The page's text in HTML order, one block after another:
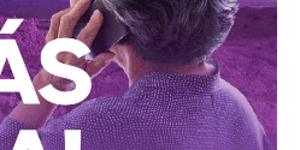
tiene un historial
de empresas en
de deuda: lo hizo con la
90, con la vidriera Vitro entre
Empresas ICA